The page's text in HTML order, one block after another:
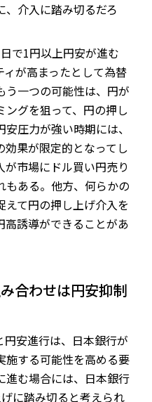
介入に踏み切るだろ
で1円以上円安が進む
が高まったとして為替
う一つの可能性は、円が
グを狙って、円の押し
圧力が強い時期には、
果が限定的となってし
が市場にドル買い円売り
もある。他方、何らかの
て円の押し上げ介入を
高誘導ができることがあ
合わせは円安抑制
安進行は、日本銀行が
施する可能性を高める要
進む場合には、日本銀行
に踏み切ると考えられ